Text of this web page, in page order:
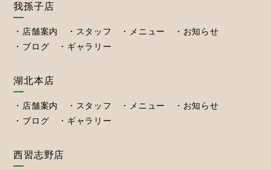
我孫子店
店舗案内 スタッフ メニュー
お知らせ
ブログ
ギャラリー
湖北本店
店舗案内 スタッフ メニュー
お知らせ
ブログ
ギャラリー
西習志野店